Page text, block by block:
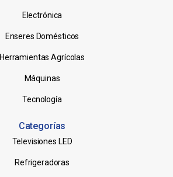
Electrónica
Enseres Domésticos
Herramientas Agrícolas
Máquinas
Tecnología
Categorías
Televisiones LED
Refrigeradoras